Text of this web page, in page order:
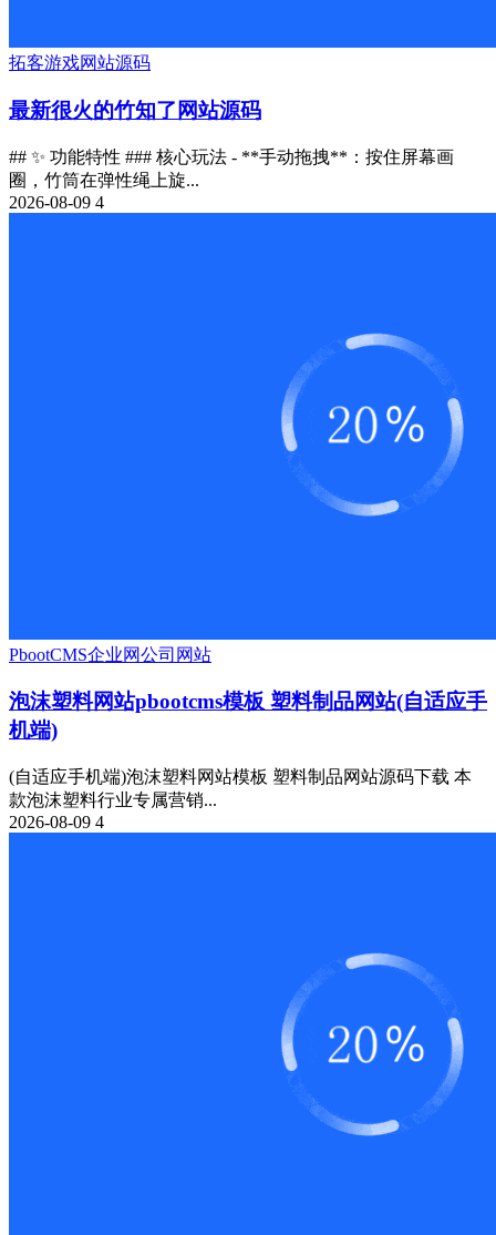
拓客游戏网站源码
最新很火的竹知了网站源码
## ✨ 功能特性 ### 核心玩法 - **手动拖拽**：按住屏幕画
圈，竹筒在弹性绳上旋...
2026-08-09 4
PbootCMS企业网公司网站
泡沫塑料网站pbootcms模板 塑料制品网站(自适应手
机端)
(自适应手机端)泡沫塑料网站模板 塑料制品网站源码下载 本
款泡沫塑料行业专属营销...
2026-08-09 4